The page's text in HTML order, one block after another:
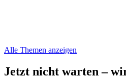
Alle Themen anzeigen
Jetzt nicht warten –